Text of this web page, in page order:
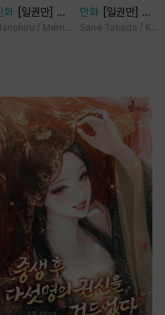
화
[일권만] 웃
않는 약혼자님
/ Memeko
만화
[일권만] 매
료 마법에 걸린 척
Sane Takada /